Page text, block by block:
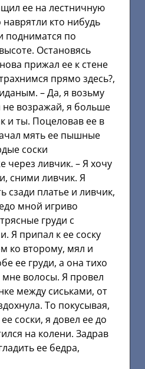
ее на лестничную
кто нибудь
подниматся по
Остановясь
прижал ее к стене
прямо здесь?,
– Да, я возьму
не возражай, я больше
и ты. Поцеловав ее в
мять ее пышные
соски
через ливчик. – Я хочу
сними ливчик. Я
сзади платье и ливчик,
мной игриво
груди с
Я припал к ее соску
ко второму, мял и
ее груди, а она тихо
мне волосы. Я провел
между сиськами, от
То покусывая,
соски, я довел ее до
на колени. Задрав
ее бедра,